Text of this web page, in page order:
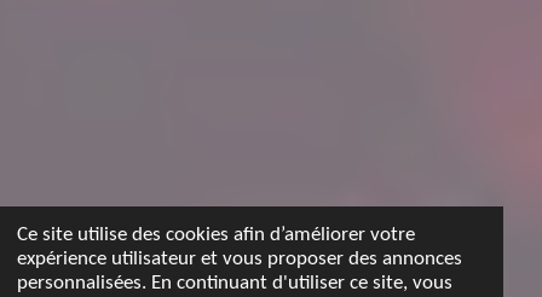
Ce site utilise des cookies afin d’améliorer votre
expérience utilisateur et vous proposer des annonces
personnalisées. En continuant d'utiliser ce site, vous